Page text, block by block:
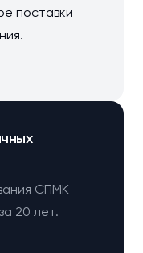
поставки
СПМК
20 лет.